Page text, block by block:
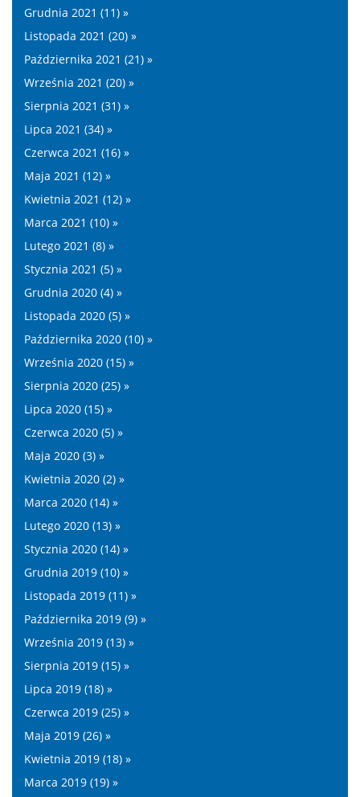
Grudnia 2021 (11) »
Listopada 2021 (20) »
Października 2021 (21) »
Września 2021 (20) »
Sierpnia 2021 (31) »
Lipca 2021 (34) »
Czerwca 2021 (16) »
Maja 2021 (12) »
Kwietnia 2021 (12) »
Marca 2021 (10) »
Lutego 2021 (8) »
Stycznia 2021 (5) »
Grudnia 2020 (4) »
Listopada 2020 (5) »
Października 2020 (10) »
Września 2020 (15) »
Sierpnia 2020 (25) »
Lipca 2020 (15) »
Czerwca 2020 (5) »
Maja 2020 (3) »
Kwietnia 2020 (2) »
Marca 2020 (14) »
Lutego 2020 (13) »
Stycznia 2020 (14) »
Grudnia 2019 (10) »
Listopada 2019 (11) »
Października 2019 (9) »
Września 2019 (13) »
Sierpnia 2019 (15) »
Lipca 2019 (18) »
Czerwca 2019 (25) »
Maja 2019 (26) »
Kwietnia 2019 (18) »
Marca 2019 (19) »